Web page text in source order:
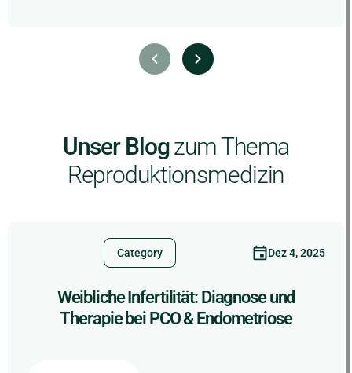
Unser Blogzum Thema
Reproduktionsmedizin
Category Dez 4, 2025
Weibliche Infertilität: Diagnose und
Therapie bei PCO & Endometriose